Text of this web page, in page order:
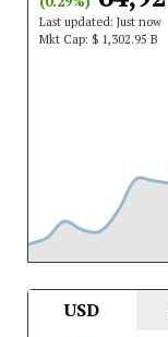
Last updated: Just now
Mkt Cap: $ 1,302.95 B
USD